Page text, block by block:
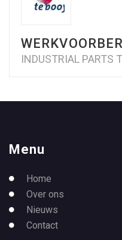
INDUSTRIAL PARTS
Menu
Home
Over ons
Nieuws
Contact